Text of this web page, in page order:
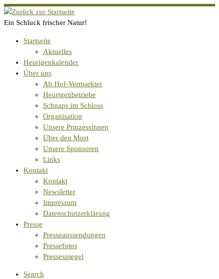
Zum
Inhalt
Ein Schluck frischer Natur!
Startseite
Aktuelles
Heurigenkalender
Über uns
Ab Hof-Vermarkter
Heurigenbetriebe
Schnaps im Schloss
Organisation
Unsere Prinzessinnen
Über den Most
Unsere Sponsoren
Links
Kontakt
Kontakt
Newsletter
Impressum
Datenschutzerklärung
Presse
Presseaussendungen
Pressefotos
Pressespiegel
Search